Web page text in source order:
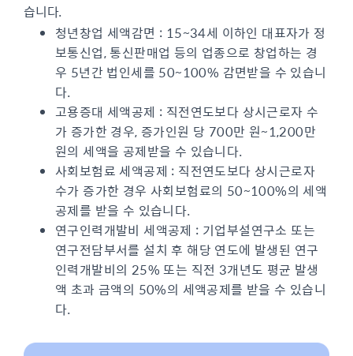
습니다.
청년창업 세액감면 : 15~34세 이하인 대표자가 정
보통신업, 통신판매업 등의 업종으로 창업하는 경
우 5년간 법인세를 50~100% 감면받을 수 있습니
다.
고용증대 세액공제 : 직전연도보다 상시근로자 수
가 증가한 경우, 증가인원 당 700만 원~1,200만
원의 세액을 공제받을 수 있습니다.
사회보험료 세액공제 : 직전연도보다 상시근로자
수가 증가한 경우 사회보험료의 50~100%의 세액
공제를 받을 수 있습니다.
연구인력개발비 세액공제 : 기업부설연구소 또는
연구전담부서를 설치 후 해당 연도에 발생된 연구
인력개발비의 25% 또는 직전 3개년도 평균 발생
액 초과 금액의 50%의 세액공제를 받을 수 있습니
다.